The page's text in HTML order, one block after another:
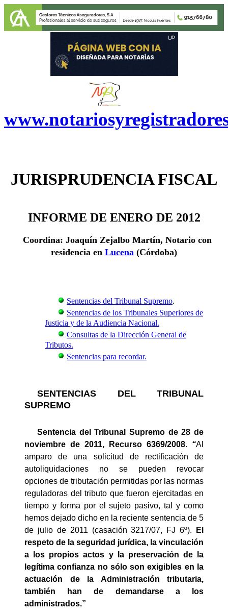
JURISPRUDENCIA FISCAL
INFORME DE ENERO DE 2012
Coordina: Joaquín Zejalbo Martín, Notario con
residencia en Lucena (Córdoba)
Sentencias del Tribunal Supremo.
Sentencias de los Tribunales Superiores de
Justicia y de la Audiencia Nacional.
Consultas de la Dirección General de
Tributos.
Sentencias para recordar.
SENTENCIAS DEL TRIBUNAL
SUPREMO
Sentencia del Tribunal Supremo de 28 de
noviembre de 2011, Recurso 6369/2008. “Al
amparo de una solicitud de rectificación de
autoliquidaciones no se pueden revocar
opciones de tributación permitidas por las normas
reguladoras del tributo que fueron ejercitadas en
tiempo y forma por el sujeto pasivo, tal y como
hemos dejado dicho en la reciente sentencia de 5
de julio de 2011 (casación 3217/07, FJ 6º).
El
respeto de la seguridad jurídica, la vinculación
a los propios actos y la preservación de la
legítima confianza no sólo son exigibles en la
actuación de la Administración tributaria,
también han de demandarse a los
administrados.”